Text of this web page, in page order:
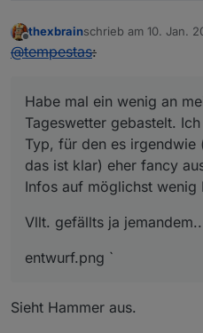
Offline
thexbrainschrieb am 10. Jan.
zuletzt editiert von
@tempestas:
Habe mal ein wenig an
Tageswetter gebastelt.
Typ, für den es irgendwie
das ist klar) eher fancy
Infos auf möglichst wenig
Vllt. gefällts ja jemandem..
entwurf.png `
Sieht Hammer aus.